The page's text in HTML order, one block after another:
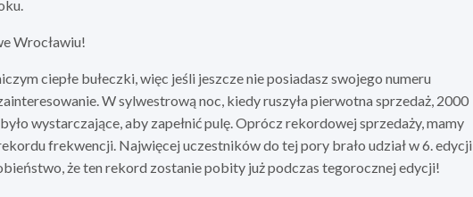
Wrocławiu!
ciepłe bułeczki, więc jeśli jeszcze nie posiadasz swojego numeru
W sylwestrową noc, kiedy ruszyła pierwotna sprzedaż, 2000
wystarczające, aby zapełnić pulę. Oprócz rekordowej sprzedaży, mamy
frekwencji. Najwięcej uczestników do tej pory brało udział w 6. edycji
że ten rekord zostanie pobity już podczas tegorocznej edycji!